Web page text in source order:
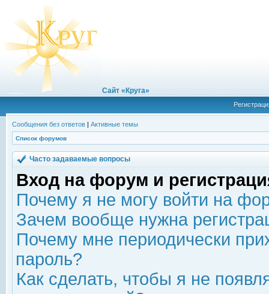
Сайт «Круга»
Сообщения без ответов | Активные темы
Список форумов
Часто задаваемые вопросы
Вход на форум и
Почему я не могу войти на
Зачем вообще нужна
Почему мне периодически
пароль?
Как сделать, чтобы я не